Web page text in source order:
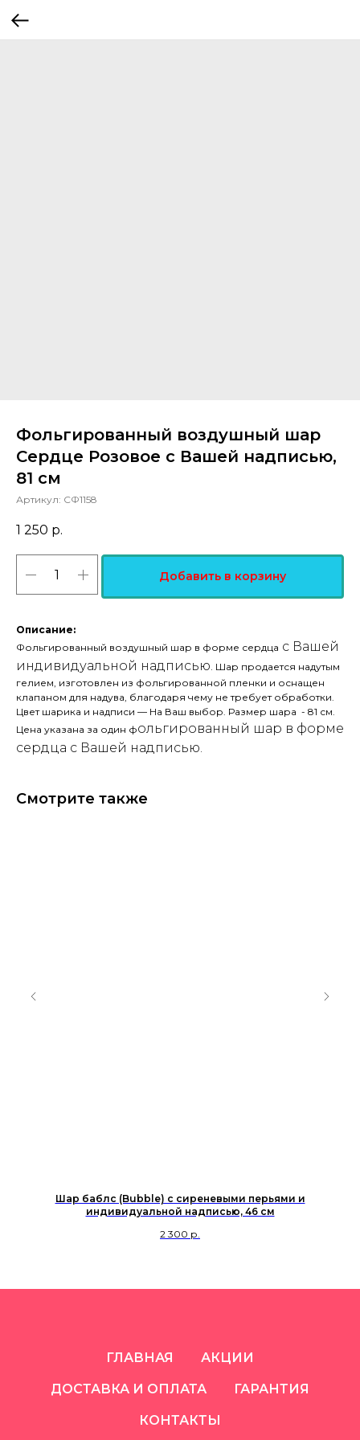
Фольгированный воздушный шар
Сердце Розовое с Вашей надписью,
81 см
Артикул: СФ1158
1 250 р.
Добавить в корзину
Описание:
Фольгированный воздушный шар в форме сердца с Вашей
индивидуальной надписью. Шар продается надутым
гелием, изготовлен из фольгированной пленки и оснащен
клапаном для надува, благодаря чему не требует обработки.
Цвет шарика и надписи — На Ваш выбор. Размер шара - 81 см.
Цена указана за один фольгированный шар в форме
сердца с Вашей надписью.
Смотрите также
Шар баблс (Bubble) с сиреневыми перьями и
индивидуальной надписью, 46 см
2 300 р.
ГЛАВНАЯ АКЦИИ
ДОСТАВКА И ОПЛАТА ГАРАНТИЯ
КОНТАКТЫ